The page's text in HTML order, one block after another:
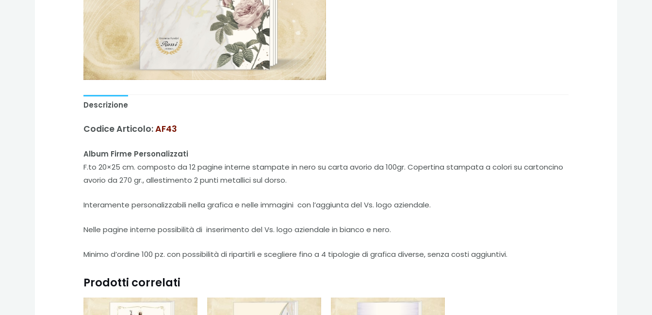
Descrizione
Codice Articolo:AF43
Album Firme Personalizzati
F.to 20×25 cm. composto da 12 pagine interne stampate in nero su carta avorio da 100gr. Copertina stampata a colori su cartoncino
avorio da 270 gr., allestimento 2 punti metallici sul dorso.
Interamente personalizzabili nella grafica e nelle immagini con l’aggiunta del Vs. logo aziendale.
Nelle pagine interne possibilità di inserimento del Vs. logo aziendale in bianco e nero.
Minimo d’ordine 100 pz. con possibilità di ripartirli e scegliere fino a 4 tipologie di grafica diverse, senza costi aggiuntivi.
Prodotti correlati